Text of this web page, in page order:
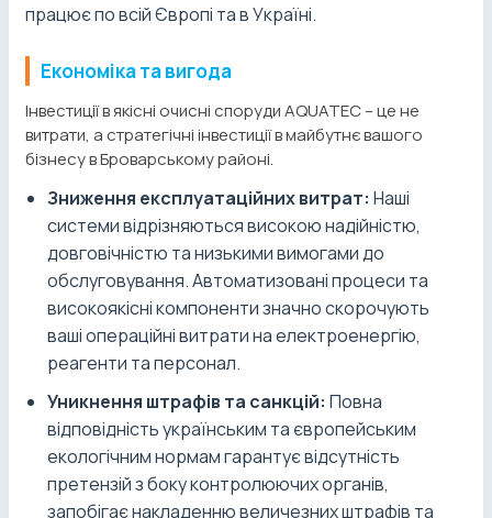
працює по всій Європі та в Україні.
Економіка та вигода
Інвестиції в якісні очисні споруди AQUATEC – це не
витрати, а стратегічні інвестиції в майбутнє вашого
бізнесу в Броварському районі.
Зниження експлуатаційних витрат: Наші
системи відрізняються високою надійністю,
довговічністю та низькими вимогами до
обслуговування. Автоматизовані процеси та
високоякісні компоненти значно скорочують
ваші операційні витрати на електроенергію,
реагенти та персонал.
Уникнення штрафів та санкцій: Повна
відповідність українським та європейським
екологічним нормам гарантує відсутність
претензій з боку контролюючих органів,
запобігає накладенню величезних штрафів та